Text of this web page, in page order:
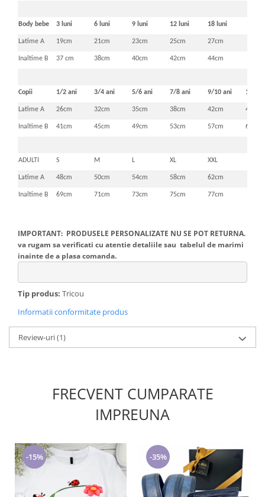
Body bebe 3 luni 6 luni 9 luni 12 luni 18 luni
Latime A 19cm 21cm 23cm 25cm 27cm
Inaltime B 37 cm 38cm 40cm 42cm 44cm
Copii 1/2 ani 3/4 ani 5/6 ani 7/8 ani 9/10 ani 11/12
Latime A 26cm 32cm 35cm 38cm 42cm 46cm
Inaltime B 41cm 45cm 49cm 53cm 57cm 61cm
ADULTI S M L XL XXL
Latime A 48cm 50cm 54cm 58cm 62cm
Inaltime B 69cm 71cm 73cm 75cm 77cm
IMPORTANT: PRODUSELE PERSONALIZATE NU SE POT RETURNA.
va rugam sa verificati cu atentie detaliile sau tabelul de marimi
inainte de a plasa comanda.
Tip produs: Tricou
Informatii conformitate produs
Review-uri(1)
FRECVENT CUMPARATE
IMPREUNA
-15% -35%